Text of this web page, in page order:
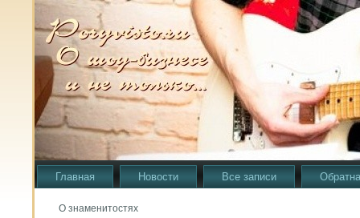
Главная Новости Все записи
О знаменитостях